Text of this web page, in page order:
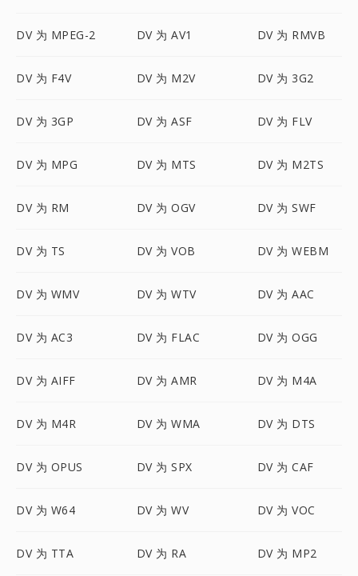
DV 为 MPEG-2 DV 为 AV1 DV 为 RMVB
DV 为 F4V DV 为 M2V DV 为 3G2
DV 为 3GP DV 为 ASF DV 为 FLV
DV 为 MPG DV 为 MTS DV 为 M2TS
DV 为 RM DV 为 OGV DV 为 SWF
DV 为 TS DV 为 VOB DV 为 WEBM
DV 为 WMV DV 为 WTV DV 为 AAC
DV 为 AC3 DV 为 FLAC DV 为 OGG
DV 为 AIFF DV 为 AMR DV 为 M4A
DV 为 M4R DV 为 WMA DV 为 DTS
DV 为 OPUS DV 为 SPX DV 为 CAF
DV 为 W64 DV 为 WV DV 为 VOC
DV 为 TTA DV 为 RA DV 为 MP2